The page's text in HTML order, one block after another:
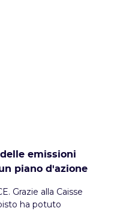
emissioni
piano d'azione
Grazie alla Caisse
ha potuto